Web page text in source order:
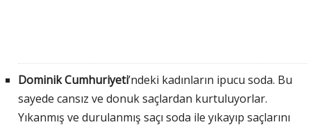
Dominik Cumhuriyeti’ndeki kadınların ipucu soda. Bu
sayede cansız ve donuk saçlardan kurtuluyorlar.
Yıkanmış ve durulanmış saçı soda ile yıkayıp saçlarını